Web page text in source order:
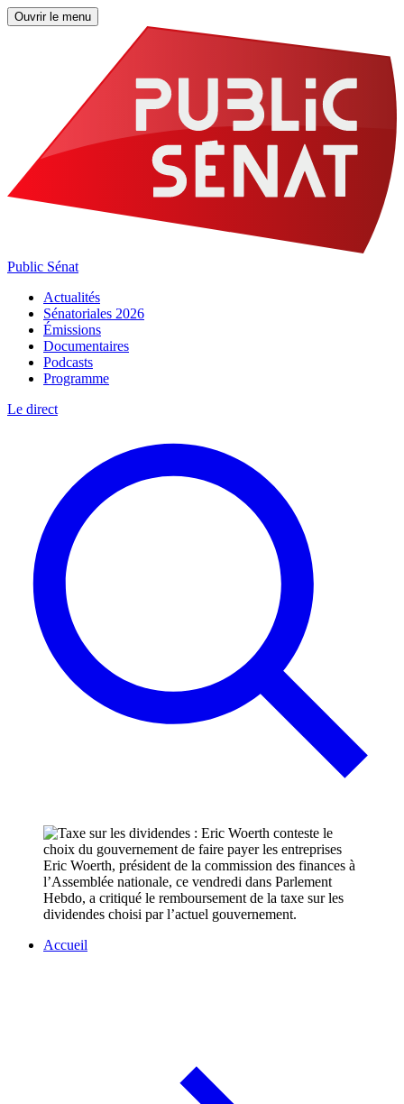
Ouvrir le menu
Public Sénat
Actualités
Sénatoriales 2026
Émissions
Documentaires
Podcasts
Programme
Le direct
Eric Woerth, président de la commission des finances à
l’Assemblée nationale, ce vendredi dans Parlement
Hebdo, a critiqué le remboursement de la taxe sur les
dividendes choisi par l’actuel gouvernement.
Accueil